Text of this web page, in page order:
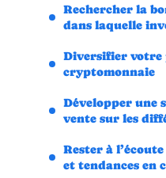
Rechercher la
dans laquelle
Diversifier votre
cryptomonnaie
Développer une
vente sur les
Rester à
et tendances en